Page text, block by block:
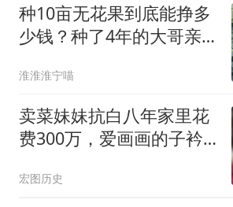
种10亩无花果到底能挣多
少钱？种了4年的大哥亲
淮淮淮宁喵
卖菜妹妹抗白八年家里花
费300万，爱画画的子衿
宏图历史